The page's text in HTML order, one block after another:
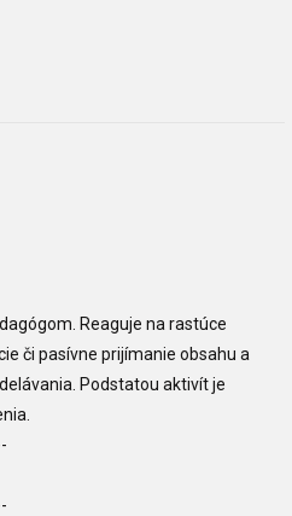
Reaguje na rastúce
či pasívne prijímanie obsahu a
Podstatou aktivít je